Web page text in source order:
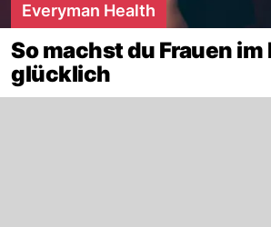
Everyman Health
So machst du Frauen im
glücklich